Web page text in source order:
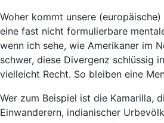
Woher kommt unsere
eine fast nicht formulierbare
wenn ich sehe, wie Amerikaner im
schwer, diese Divergenz schlüssig
vielleicht Recht. So bleiben eine
Wer zum Beispiel ist die Kamarilla,
Einwanderern, indianischer